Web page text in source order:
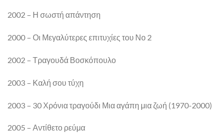
2002 – Η σωστή απάντηση
2000 – Οι Μεγαλύτερες επιτυχίες του Νο 2
2002 – Τραγουδά Βοσκόπουλο
2003 – Καλή σου τύχη
2003 – 30 Χρόνια τραγούδι Μια αγάπη μια ζωή (1970-2000)
2005 – Αντίθετο ρεύμα